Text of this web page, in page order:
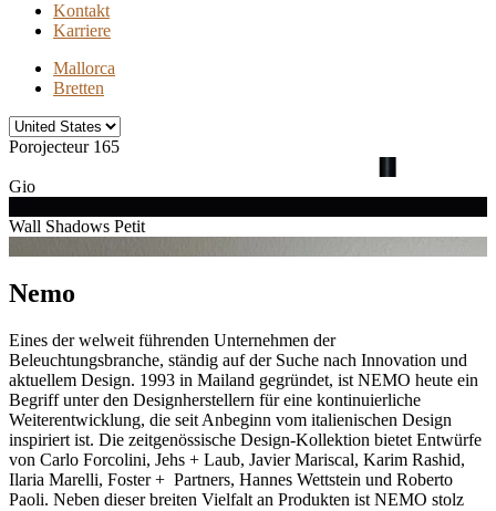
Kontakt
Karriere
Mallorca
Bretten
Porojecteur 165
Gio
Wall Shadows Petit
Nemo
Eines der welweit führenden Unternehmen der
Beleuchtungsbranche, ständig auf der Suche nach Innovation und
aktuellem Design. 1993 in Mailand gegründet, ist NEMO heute ein
Begriff unter den Designherstellern für eine kontinuierliche
Weiterentwicklung, die seit Anbeginn vom italienischen Design
inspiriert ist. Die zeitgenössische Design-Kollektion bietet Entwürfe
von Carlo Forcolini, Jehs + Laub, Javier Mariscal, Karim Rashid,
Ilaria Marelli, Foster + Partners, Hannes Wettstein und Roberto
Paoli. Neben dieser breiten Vielfalt an Produkten ist NEMO stolz